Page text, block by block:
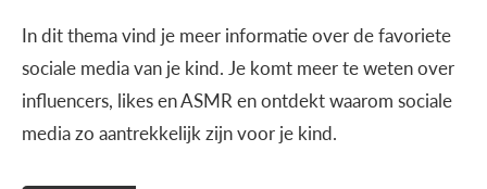
In dit thema vind je meer informatie over de favoriete
sociale media van je kind. Je komt meer te weten over
influencers, likes en ASMR en ontdekt waarom sociale
media zo aantrekkelijk zijn voor je kind.